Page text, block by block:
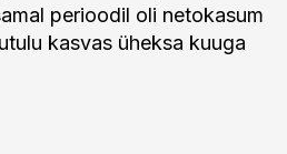
perioodil oli netokasum
kasvas üheksa kuuga